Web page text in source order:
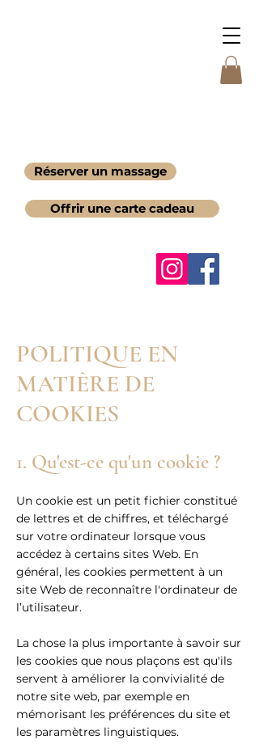
Réserver un massage
Offrir une carte cadeau
POLITIQUE EN
MATIÈRE DE
COOKIES
1. Qu'est-ce qu'un cookie ?
Un cookie est un petit fichier constitué
de lettres et de chiffres, et téléchargé
sur votre ordinateur lorsque vous
accédez à certains sites Web. En
général, les cookies permettent à un
site Web de reconnaître l'ordinateur de
l’utilisateur.
La chose la plus importante à savoir sur
les cookies que nous plaçons est qu'ils
servent à améliorer la convivialité de
notre site web, par exemple en
mémorisant les préférences du site et
les paramètres linguistiques.